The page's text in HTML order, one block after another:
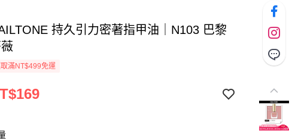
持久引力密著指甲油｜N103 巴黎
滿NT$499免運